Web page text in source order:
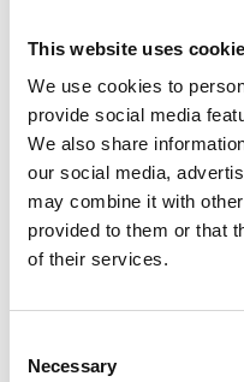
This website uses
We use cookies to
provide social media
We also share
our social media,
may combine it with
provided to them or that
of their services.
Selection
Necessary
Unboxingen indgår som en
omvisning, hvor vi både
udforsker udstillingens
fortællinger.
Torsdag d. 19.11.26
Torsdag d. 03.12.26
Unboxing og omvisning
Foyeren.
Fri adgang med entré til
nødvendigt.